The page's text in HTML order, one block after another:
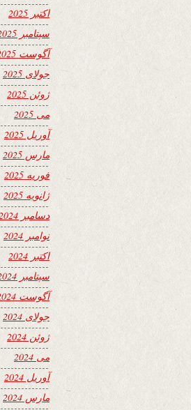
اکتبر 2025
سپتامبر 2025
آگوست 2025
جولای 2025
ژوئن 2025
می 2025
آوریل 2025
مارس 2025
فوریه 2025
ژانویه 2025
دسامبر 2024
نوامبر 2024
اکتبر 2024
سپتامبر 2024
آگوست 2024
جولای 2024
ژوئن 2024
می 2024
آوریل 2024
مارس 2024